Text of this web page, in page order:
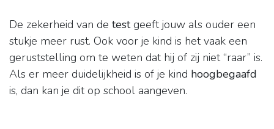
De zekerheid van de testgeeft jouw als ouder een
stukje meer rust. Ook voor je kind is het vaak een
geruststelling om te weten dat hij of zij niet “raar” is.
Als er meer duidelijkheid is of je kind hoogbegaafd
is, dan kan je dit op school aangeven.